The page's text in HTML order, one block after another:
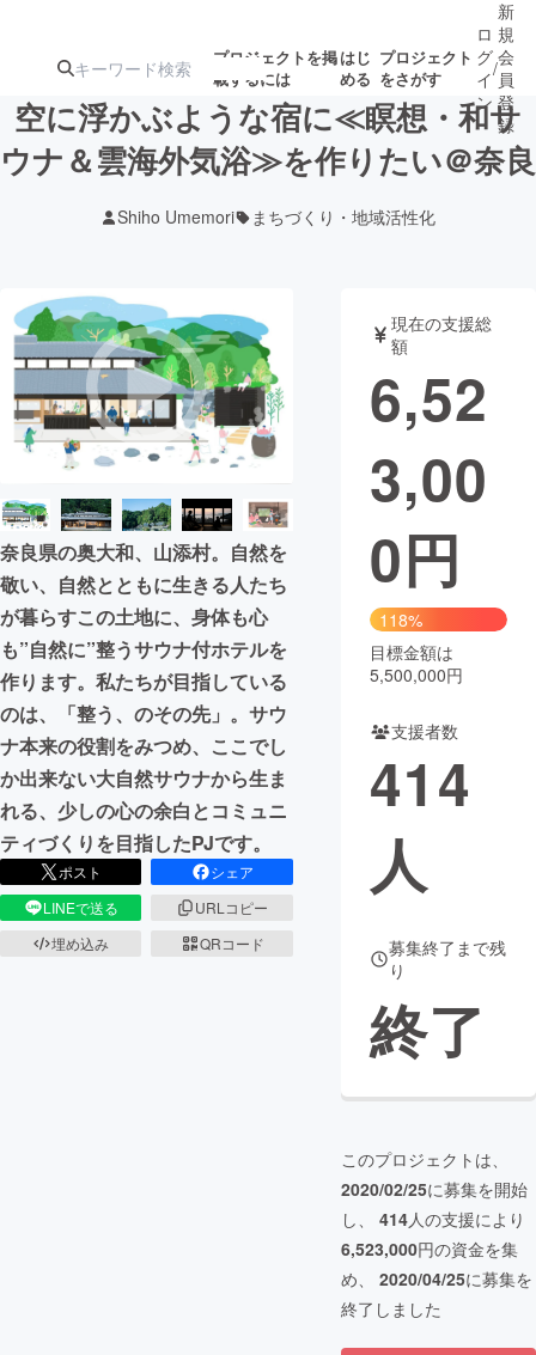
プロジェクトを掲
載するには
はじ
める
プロジェクト
をさがす
ターン
ジェクト
募集終了が近いプ
ロジェクト
されます
アート・写真 音楽
テクノロジー・ガジェット ゲーム・サ
映像・映画
ビジネス・起業
まちづくり・地域活性化
CAMPFIRE for Social Good
CAMPFIRE Creation
CAMPFIREふるさと納税machi-ya コミュニティ
ロ
グ
イ
ン
/
新
規
会
員
登
録
空に浮かぶような宿に≪瞑想・和サ
ウナ＆雲海外気浴≫を作りたい＠奈良
Shiho Umemori まちづくり・地域活性化
奈良県の奥大和、山添村。自然を
敬い、自然とともに生きる人たち
が暮らすこの土地に、身体も心
も”自然に”整うサウナ付ホテルを
作ります。私たちが目指している
のは、「整う、のその先」。サウ
ナ本来の役割をみつめ、ここでし
か出来ない大自然サウナから生ま
れる、少しの心の余白とコミュニ
ティづくりを目指したPJです。
ポスト
シェア
LINEで送る
URLコピー
埋め込み
QRコード
現在の支援総
額
6,52
3,00
0円
118%
目標金額は
5,500,000円
支援者数
414
人
募集終了まで残
り
終了
このプロジェクトは、
2020/02/25に募集を開始
し、 414人の支援により
6,523,000円の資金を集
め、 2020/04/25に募集を
終了しました